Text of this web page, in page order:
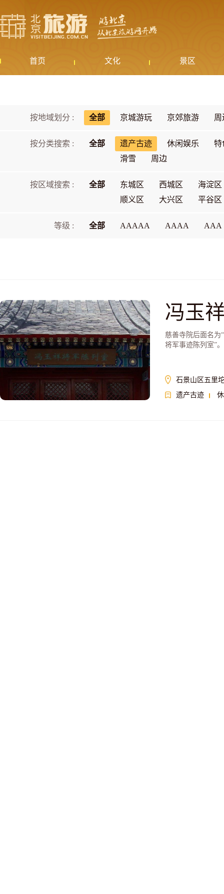
首页 文化 景区
按地域划分 : 全部 京城游玩 京郊旅游 周
按分类搜索 : 全部 遗产古迹 休闲娱乐
特
滑雪
周边
按区域搜索 : 全部 东城区 西城区
海淀区
顺义区
大兴区 平谷区
等级 : 全部 AAAAA AAAA AAA
冯玉
慈善寺院后面名为
将军事迹陈列室”。
石景山区五里
遗产古迹